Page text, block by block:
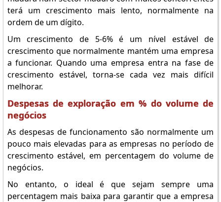
terá um crescimento mais lento, normalmente na
ordem de um dígito.
Um crescimento de 5-6% é um nível estável de
crescimento que normalmente mantém uma empresa
a funcionar. Quando uma empresa entra na fase de
crescimento estável, torna-se cada vez mais difícil
melhorar.
Despesas de exploração em % do volume de
negócios
As despesas de funcionamento são normalmente um
pouco mais elevadas para as empresas no período de
crescimento estável, em percentagem do volume de
negócios.
No entanto, o ideal é que sejam sempre uma
percentagem mais baixa para garantir que a empresa